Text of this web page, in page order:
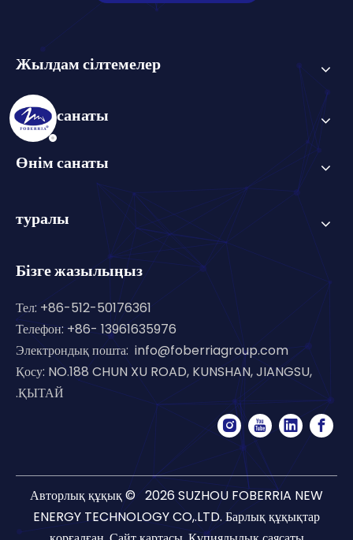
Жылдам сілтемелер
Өнім санаты
Өнім санаты
туралы
Бізге жазылыңыз
Тел: +86-512-50176361
Телефон: +86- 13961635976
Электрондық пошта: info@foberriagroup.com
Қосу: NO.188 CHUN XU ROAD, KUNSHAN, JIANGSU,
ҚЫТАЙ.
Авторлық құқық © 2026SUZHOU FOBERRIA NEW
ENERGY TECHNOLOGY CO,.LTD. Барлық құқықтар